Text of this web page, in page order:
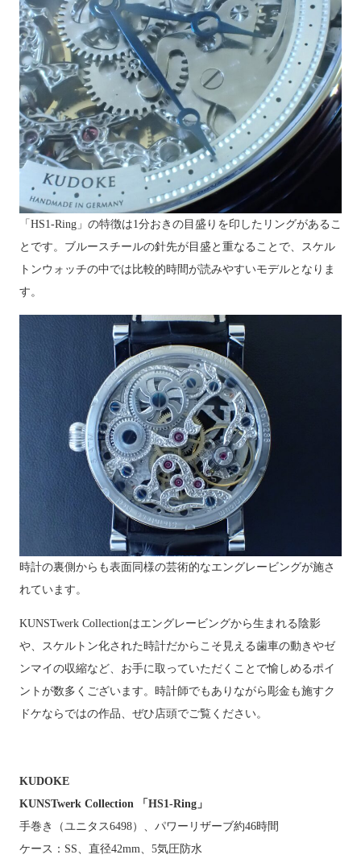
「HS1-Ring」の特徴は1分おきの目盛りを印したリングがあるこ
とです。ブルースチールの針先が目盛と重なることで、スケル
トンウォッチの中では比較的時間が読みやすいモデルとなりま
す。
時計の裏側からも表面同様の芸術的なエングレービングが施さ
れています。
KUNSTwerk Collectionはエングレービングから生まれる陰影
や、スケルトン化された時計だからこそ見える歯車の動きやゼ
ンマイの収縮など、お手に取っていただくことで愉しめるポイ
ントが数多くございます。時計師でもありながら彫金も施すク
ドケならではの作品、ぜひ店頭でご覧ください。
KUDOKE
KUNSTwerk Collection 「HS1-Ring」
手巻き（ユニタス6498）、パワーリザーブ約46時間
ケース：SS、直径42mm、5気圧防水